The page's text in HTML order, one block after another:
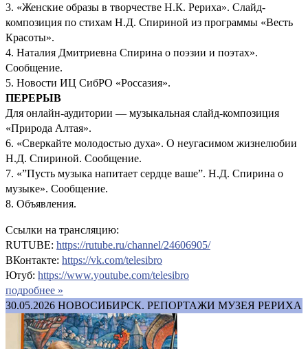
3. «Женские образы в творчестве Н.К. Рериха». Слайд-
композиция по стихам Н.Д. Спириной из программы «Весть
Красоты».
4. Наталия Дмитриевна Спирина о поэзии и поэтах».
Сообщение.
5. Новости ИЦ СибРО «Россазия».
ПЕРЕРЫВ
Для онлайн-аудитории — музыкальная слайд-композиция
«Природа Алтая».
6. «Сверкайте молодостью духа». О неугасимом жизнелюбии
Н.Д. Спириной. Сообщение.
7. «”Пусть музыка напитает сердце ваше”. Н.Д. Спирина о
музыке». Сообщение.
8. Объявления.
Ссылки на трансляцию:
RUTUBE: https://rutube.ru/channel/24606905/
ВКонтакте: https://vk.com/telesibro
Ютуб: https://www.youtube.com/telesibro
подробнее »
30.05.2026 НОВОСИБИРСК. РЕПОРТАЖИ МУЗЕЯ РЕРИХА